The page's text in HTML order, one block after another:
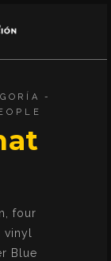
four
Blue